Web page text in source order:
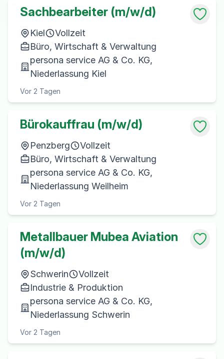
Sachbearbeiter (m/w/d)
Kiel
Vollzeit
Büro, Wirtschaft & Verwaltung
persona service AG & Co. KG,
Niederlassung Kiel
Vor 2 Tagen
Bürokauffrau (m/w/d)
Penzberg
Vollzeit
Büro, Wirtschaft & Verwaltung
persona service AG & Co. KG,
Niederlassung Weilheim
Vor 2 Tagen
Metallbauer Mubea Aviation
(m/w/d)
Schwerin
Vollzeit
Industrie & Produktion
persona service AG & Co. KG,
Niederlassung Schwerin
Vor 2 Tagen